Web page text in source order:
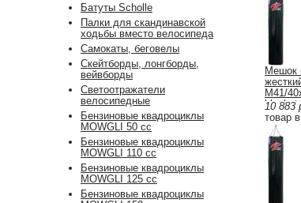
Мешок
М41/
10 883
товар
Батуты Scholle
Палки для скандинавской
ходьбы вместо велосипеда
Самокаты, беговелы
Скейтборды, лонгборды,
вейвборды
Светоотражатели
велосипедные
Бензиновые квадроциклы
MOWGLI 50 cc
Бензиновые квадроциклы
MOWGLI 110 cc
Бензиновые квадроциклы
MOWGLI 125 cc
Бензиновые квадроциклы